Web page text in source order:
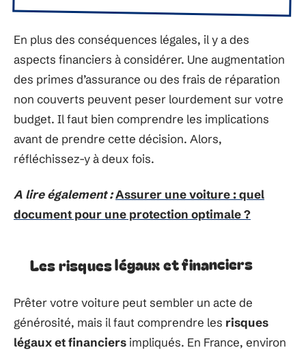
En plus des conséquences légales, il y a des
aspects financiers à considérer. Une augmentation
des primes d’assurance ou des frais de réparation
non couverts peuvent peser lourdement sur votre
budget. Il faut bien comprendre les implications
avant de prendre cette décision. Alors,
réfléchissez-y à deux fois.
A lire également :Assurer une voiture : quel
document pour une protection optimale ?
Les risques légaux et financiers
Prêter votre voiture peut sembler un acte de
générosité, mais il faut comprendre les risques
légaux et financiers impliqués. En France, environ